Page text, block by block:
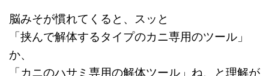
脳みそが慣れてくると、スッと
「挟んで解体するタイプのカニ専用のツール」
か、